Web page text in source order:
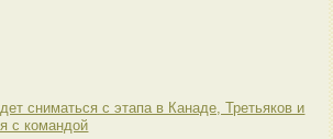
сниматься с этапа в Канаде, Третьяков и
с командой